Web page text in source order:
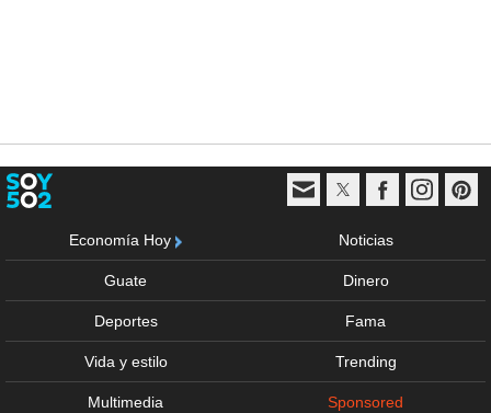
Economía Hoy Noticias
Guate Dinero
Deportes Fama
Vida y estilo Trending
Multimedia Sponsored